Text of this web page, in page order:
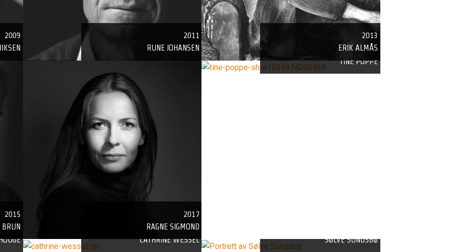
2009
2011
RUNE JOHANSEN
2013
ERIK ALMÅS
2015
BRUN
2017
RAGNE SIGMOND
2019
TINE POPPE
2021
2023
CATHRINE WESSEL
SØLVE SUNDSBØ